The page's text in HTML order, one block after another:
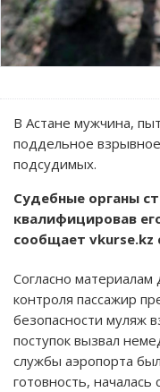
В Астане мужчина,
поддельное взрывное
подсудимых.
Судебные органы
квалифицировав
сообщает vkurse.kz
Согласно материалам
контроля пассажир
безопасности муляж
поступок вызвал
службы аэропорта
готовность, началась